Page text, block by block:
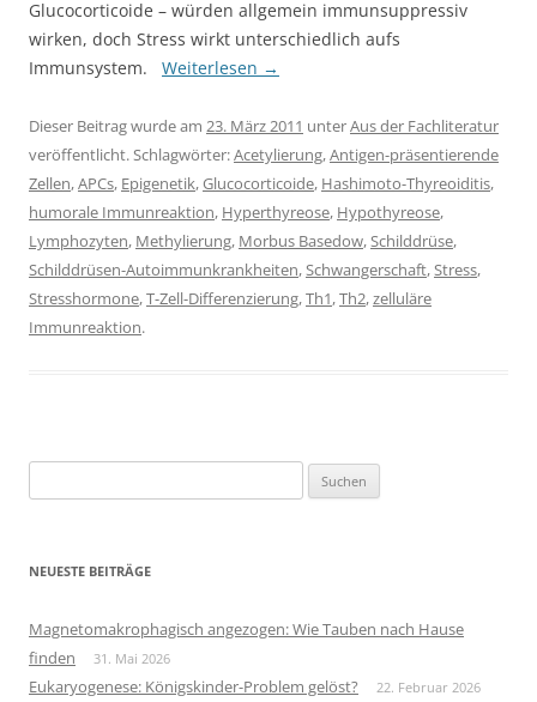
Glucocorticoide – würden allgemein immunsuppressiv
wirken, doch Stress wirkt unterschiedlich aufs
Immunsystem. Weiterlesen →
Dieser Beitrag wurde am 23. März 2011 unterAus der Fachliteratur
veröffentlicht. Schlagwörter:Acetylierung,Antigen-präsentierende
Zellen,APCs, Epigenetik,Glucocorticoide, Hashimoto-Thyreoiditis,
humorale Immunreaktion, Hyperthyreose, Hypothyreose,
Lymphozyten, Methylierung, Morbus Basedow,Schilddrüse,
Schilddrüsen-Autoimmunkrankheiten,Schwangerschaft,Stress,
Stresshormone,T-Zell-Differenzierung,Th1,Th2,zelluläre
Immunreaktion.
nach:
NEUESTE BEITRÄGE
Magnetomakrophagisch angezogen: Wie Tauben nach Hause
finden
31. Mai 2026
Eukaryogenese: Königskinder-Problem gelöst? 22. Februar 2026